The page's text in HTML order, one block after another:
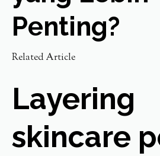
Penting?
Related Article
Layering
skincare